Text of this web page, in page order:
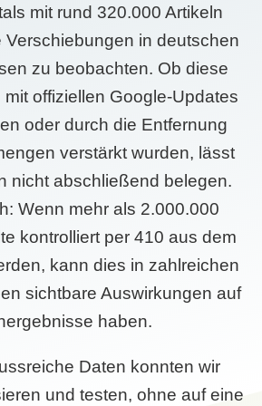
mit rund 320.000 Artikeln
Verschiebungen in deutschen
zu beobachten. Ob diese
offiziellen Google-Updates
oder durch die Entfernung
verstärkt wurden, lässt
nicht abschließend belegen.
Wenn mehr als 2.000.000
kontrolliert per 410 aus dem
kann dies in zahlreichen
sichtbare Auswirkungen auf
haben.
Daten konnten wir
und testen, ohne auf eine